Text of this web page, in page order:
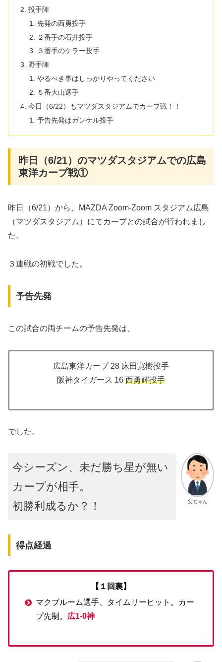
投手陣
先発の西勇投手
２番手の石井投手
３番手のケラー投手
野手陣
やるべき事はしっかりやってください
５番大山選手
今日（6/22）もマツダスタジアムでカープ戦！！
予告先発はガンケル投手
昨日（6/21）のマツダスタジアムでの広島
東洋カープ戦①
昨日（6/21）から、MAZDA Zoom-Zoom スタジアム広島
（マツダスタジアム）にてカープとの試合が行われまし
た。
３連戦の初戦でした。
予告先発
この試合の両チームの予告先発は、
広島東洋カープ 28 床田寛樹投手
阪神タイガース 16 西勇輝投手
でした。
父ちゃん
今シーズン、未だ勝ち星が無い
カープが相手。
初勝利成るか？！
得点経過
【１回裏】
マクブルーム選手、タイムリーヒット。カー
プ先制。 広1-0神